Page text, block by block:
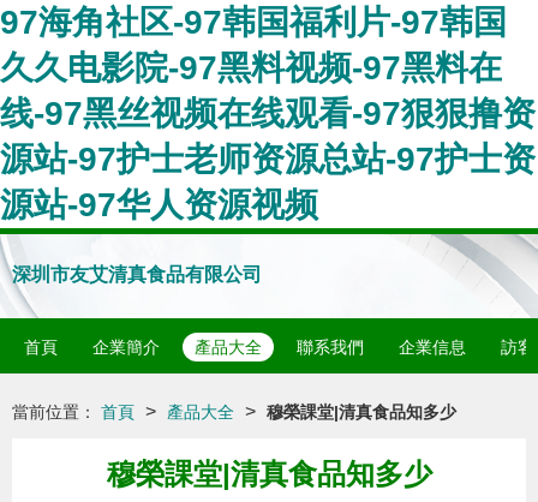
97海角社区-97韩国福利片-97韩国
久久电影院-97黑料视频-97黑料在
线-97黑丝视频在线观看-97狠狠撸资
源站-97护士老师资源总站-97护士资
源站-97华人资源视频
深圳市友艾清真食品有限公司
首頁 企業簡介 產品大全 聯系我們 企業信息 訪客
當前位置： 首頁 > 產品大全 > 穆榮課堂|清真食品知多少
穆榮課堂|清真食品知多少